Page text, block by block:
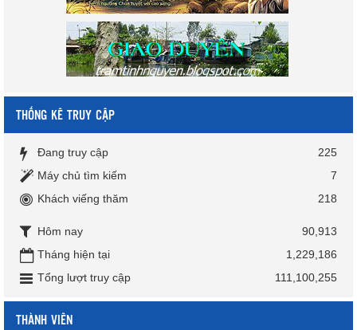
THỐNG KÊ TRUY CẬP
Đang truy cập
225
Máy chủ tìm kiếm
7
Khách viếng thăm
218
Hôm nay
90,913
Tháng hiện tại
1,229,186
Tổng lượt truy cập
111,100,255
THÀNH VIÊN